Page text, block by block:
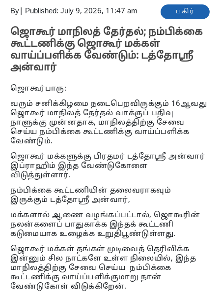
By Published: July 9, 2026, 11:47 am பகிர்
ஜொகூர் மாநிலத் தேர்தல்; நம்பிக்கை
கூட்டணிக்கு ஜொகூர் மக்கள்
வாய்ப்பளிக்க வேண்டும்: டத்தோஶ்ரீ
அன்வார்
ஜொகூர்பாரு:
வரும் சனிக்கிழமை நடைபெறவிருக்கும் 16ஆவது
ஜொகூர் மாநிலத் தேர்தல் வாக்குப் பதிவு
நாளுக்கு முன்னதாக, மாநிலத்திற்கு சேவை
செய்ய நம்பிக்கை கூட்டணிக்கு வாய்ப்பளிக்க
வேண்டும்.
ஜொகூர் மக்களுக்கு பிரதமர் டத்தோஶ்ரீ அன்வார்
இப்ராஹிம் இந்த வேண்டுகோளை
விடுத்துள்ளார்.
நம்பிக்கை கூட்டணியின் தலைவராகவும்
இருக்கும் டத்தோஶ்ரீ அன்வார்,
மக்களால் ஆணை வழங்கப்பட்டால், ஜொகூரின்
நலன்களைப் பாதுகாக்க இந்தக் கூட்டணி
கடுமையாக உழைக்க உறுதிபூண்டுள்ளது.
ஜொகூர் மக்கள் தங்கள் முடிவைத் தெரிவிக்க
இன்னும் சில நாட்களே உள்ள நிலையில், இந்த
மாநிலத்திற்கு சேவை செய்ய நம்பிக்கை
கூட்டணிக்கு வாய்ப்பளிக்குமாறு நான்
வேண்டுகோள் விடுக்கிறேன்.